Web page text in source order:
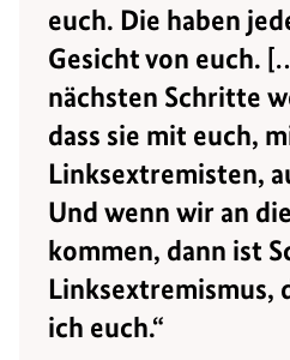
euch. Die haben
Gesicht von euch.
nächsten Schritte
dass sie mit euch,
Linksextremisten,
Und wenn wir an
kommen, dann ist
Linksextremismus,
ich euch.“